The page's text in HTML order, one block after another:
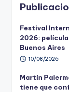
Festival
2026:
Buenos Aires
10/08/2026
Martín
tiene que